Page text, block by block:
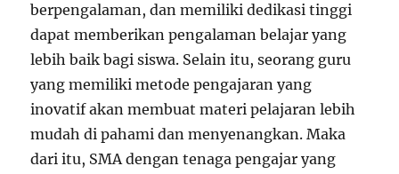
berpengalaman, dan memiliki dedikasi tinggi
dapat memberikan pengalaman belajar yang
lebih baik bagi siswa. Selain itu, seorang guru
yang memiliki metode pengajaran yang
inovatif akan membuat materi pelajaran lebih
mudah di pahami dan menyenangkan. Maka
dari itu, SMA dengan tenaga pengajar yang